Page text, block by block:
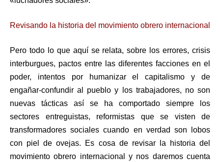
Revisando la historia del movimiento obrero internacional
Pero todo lo que aquí se relata, sobre los errores, crisis
interburgues, pactos entre las diferentes facciones en el
poder, intentos por humanizar el capitalismo y de
engañar-confundir al pueblo y los trabajadores, no son
nuevas tácticas así se ha comportado siempre los
sectores entreguistas, reformistas que se visten de
transformadores sociales cuando en verdad son lobos
con piel de ovejas. Es cosa de revisar la historia del
movimiento obrero internacional y nos daremos cuenta